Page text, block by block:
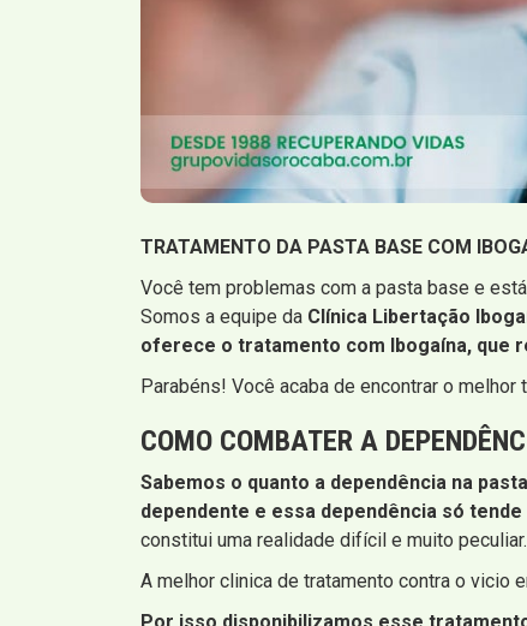
TRATAMENTO DA PASTA BASE COM
Você tem problemas com a pasta base e
Somos a equipe da Clínica Libertação
oferece o tratamento com Ibogaína, que
Parabéns! Você acaba de encontrar o
COMO COMBATER A
Sabemos o quanto a dependência na
dependente e essa dependência só tende
constitui uma realidade difícil e muito peculiar.
A melhor clinica de tratamento contra o vicio